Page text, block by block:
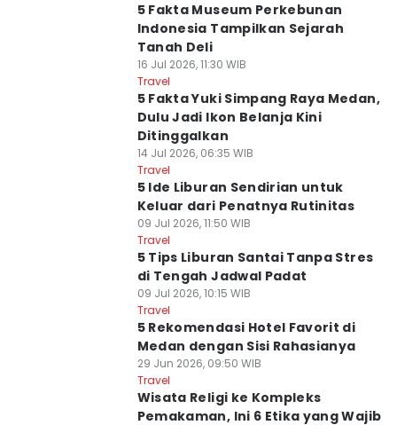
5 Fakta Museum Perkebunan
Indonesia Tampilkan Sejarah
Tanah Deli
16 Jul 2026, 11:30 WIB
Travel
5 Fakta Yuki Simpang Raya Medan,
Dulu Jadi Ikon Belanja Kini
Ditinggalkan
14 Jul 2026, 06:35 WIB
Travel
5 Ide Liburan Sendirian untuk
Keluar dari Penatnya Rutinitas
09 Jul 2026, 11:50 WIB
Travel
5 Tips Liburan Santai Tanpa Stres
di Tengah Jadwal Padat
09 Jul 2026, 10:15 WIB
Travel
5 Rekomendasi Hotel Favorit di
Medan dengan Sisi Rahasianya
29 Jun 2026, 09:50 WIB
Travel
Wisata Religi ke Kompleks
Pemakaman, Ini 6 Etika yang Wajib